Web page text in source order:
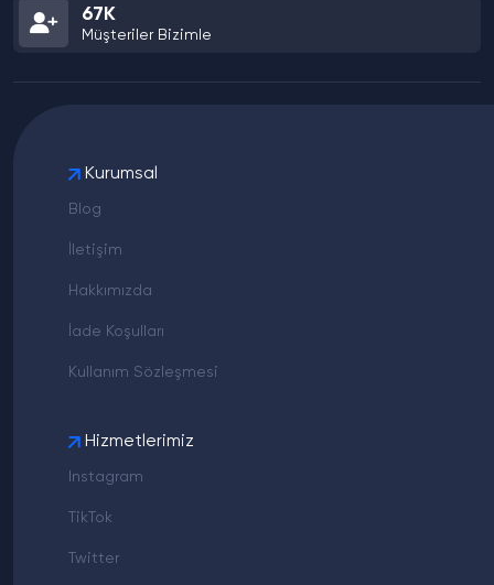
67K
Müşteriler Bizimle
Kurumsal
Blog
İletişim
Hakkımızda
İade Koşulları
Kullanım Sözleşmesi
Hizmetlerimiz
Instagram
TikTok
Twitter